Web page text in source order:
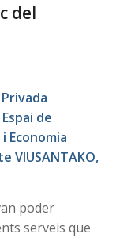
del
de
Economia
VIUSANTAKO,
poder
serveis que